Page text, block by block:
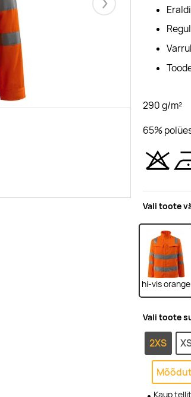
Järgmised
290 g/m²
65%
Vali toote
hi-vis orange
Vali toote
2XS
Kaup